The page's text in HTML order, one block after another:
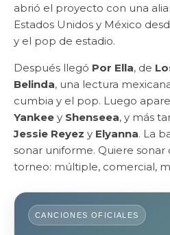
abrió el proyecto con una
Estados Unidos y México
y el pop de estadio.
Después llegó Por Ella, de
Belinda, una lectura
cumbia y el pop. Luego
Yankee y Shenseea, y más
Jessie Reyez y Elyanna. La
sonar uniforme. Quiere
torneo: múltiple, comercial,
CANCIONES OFICIALES